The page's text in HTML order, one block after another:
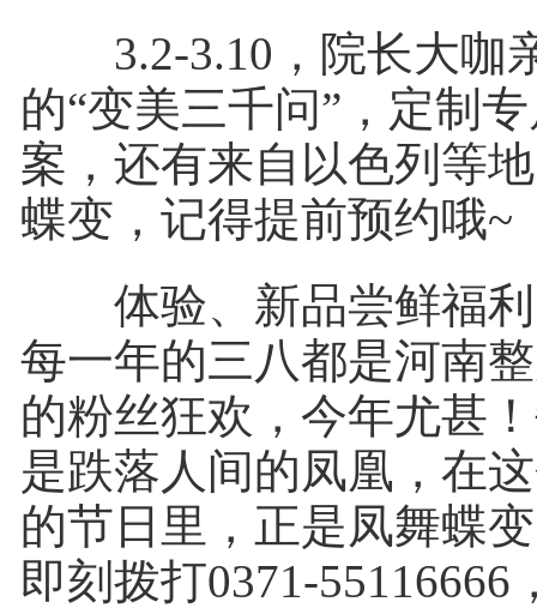
3.2-3.10，院长大咖
的“变美三千问”，定制
案，还有来自以色列等
蝶变，记得提前预约哦~
体验、新品尝鲜福
每一年的三八都是河南
的粉丝狂欢，今年尤甚
是跌落人间的凤凰，在
的节日里，正是凤舞蝶
即刻拨打0371-55116666